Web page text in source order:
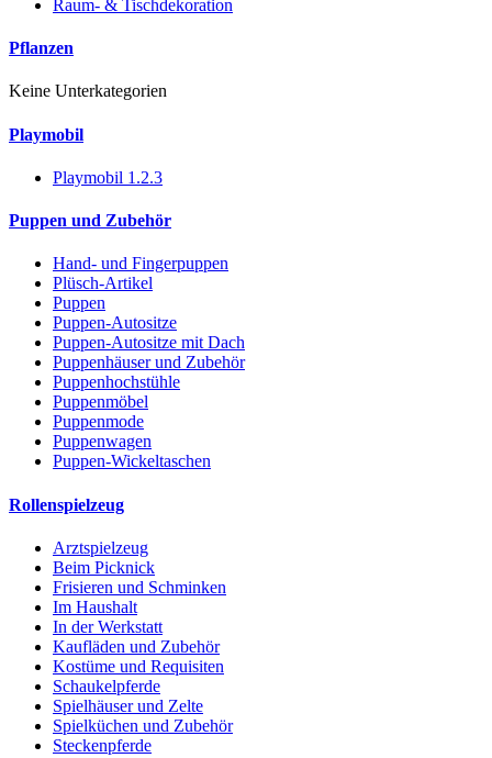
Raum- & Tischdekoration
Pflanzen
Keine Unterkategorien
Playmobil
Playmobil 1.2.3
Puppen und Zubehör
Hand- und Fingerpuppen
Plüsch-Artikel
Puppen
Puppen-Autositze
Puppen-Autositze mit Dach
Puppenhäuser und Zubehör
Puppenhochstühle
Puppenmöbel
Puppenmode
Puppenwagen
Puppen-Wickeltaschen
Rollenspielzeug
Arztspielzeug
Beim Picknick
Frisieren und Schminken
Im Haushalt
In der Werkstatt
Kaufläden und Zubehör
Kostüme und Requisiten
Schaukelpferde
Spielhäuser und Zelte
Spielküchen und Zubehör
Steckenpferde